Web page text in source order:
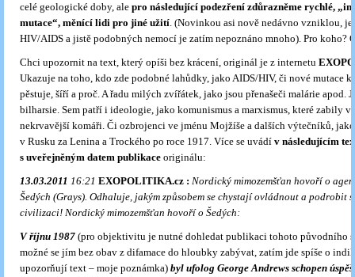
celé geologické doby, ale pro následující podezření zdůrazněme rychlé,
mutace“, měnící lidi pro jiné užití. (Novinkou asi nově nedávno vzniklou, je
HIV/AIDS a jistě podobných nemocí je zatím nepoznáno mnoho). Pro koho?
Chci upozornit na text, který opíši bez krácení, originál je z internetu
Ukazuje na toho, kdo zde podobné lahůdky, jako AIDS/HIV, či nové mutace
pěstuje, šíří a proč. A řadu milých zvířátek, jako jsou přenašeči malárie apod.
bilharsie. Sem patří i ideologie, jako komunismus a marxismus, které zabily
nekrvavější komáři. Či ozbrojenci ve jménu Mojžíše a dalších výtečníků,
v Rusku za Lenina a Trockého po roce 1917. Více se uvádí v následujícím
s uveřejněným datem publikace originálu:
13.03.2011 16:21 EXOPOLITIKA.cz : Nordický mimozemšťan hovoří o
Šedých (Grays). Odhaluje, jakým způsobem se chystají ovládnout a podrobit
civilizaci! Nordický mimozemšťan hovoří o Šedých:
V říjnu 1987 (pro objektivitu je nutné dohledat publikaci tohoto původního
možné se jím bez obav z difamace do hloubky zabývat, zatím jde spíše o
upozorňují text – moje poznámka) byl ufolog George Andrews schopen